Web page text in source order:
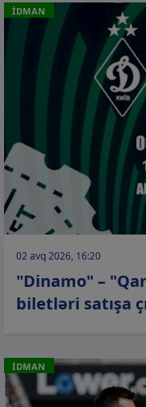
İDMAN
02 avq 2026, 16:20
"Dinamo" –
biletləri satışa
İDMAN